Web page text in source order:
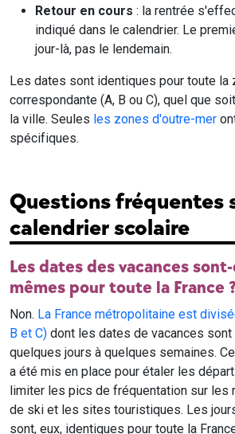
Retour en cours : la rentrée
indiqué dans le calendrier. Le
jour-là, pas le lendemain.
Les dates sont identiques pour toute la
correspondante (A, B ou C), quel que
la ville. Seules les zones d'outre-mer
spécifiques.
Questions fréquentes
calendrier scolaire
Les dates des vacances
mêmes pour toute la France
Non. La France métropolitaine est
B et C) dont les dates de vacances
quelques jours à quelques semaines.
a été mis en place pour étaler les
limiter les pics de fréquentation sur les
de ski et les sites touristiques. Les
sont, eux, identiques pour toute la